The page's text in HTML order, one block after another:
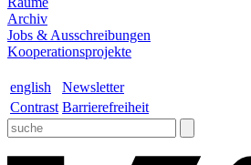
Archiv
Jobs & Ausschreibungen
Kooperationsprojekte
english
Newsletter
Contrast Barrierefreiheit